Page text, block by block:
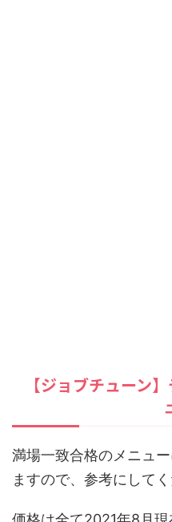
【ジョブチューン
満場一致合格のメニュ
ますので、参考にしてく